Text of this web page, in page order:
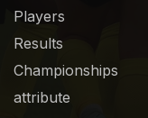
Players
Results
Championships
attribute